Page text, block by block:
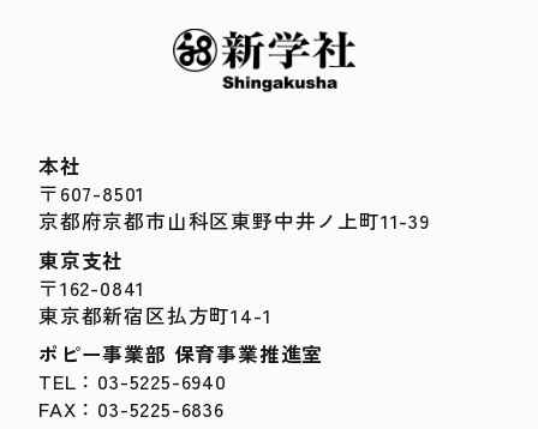
本社
〒607-8501
京都府京都市山科区東野中井ノ上町11-39
東京支社
〒162-0841
東京都新宿区払方町14-1
ポピー事業部 保育事業推進室
TEL：03-5225-6940
FAX：03-5225-6836